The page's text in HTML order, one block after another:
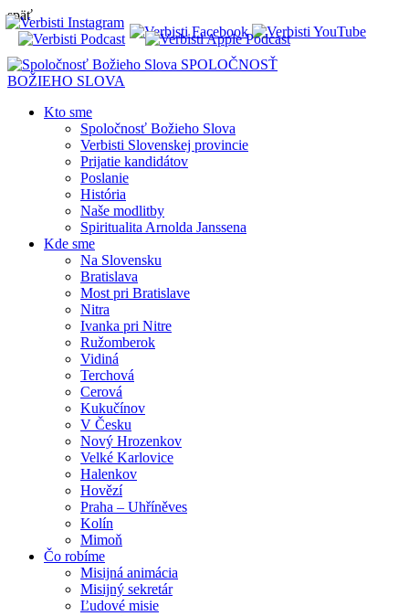
späť
SPOLOČNOSŤ
BOŽIEHO SLOVA
Kto sme
Spoločnosť Božieho Slova
Verbisti Slovenskej provincie
Prijatie kandidátov
Poslanie
História
Naše modlitby
Spiritualita Arnolda Janssena
Kde sme
Na Slovensku
Bratislava
Most pri Bratislave
Nitra
Ivanka pri Nitre
Ružomberok
Vidiná
Terchová
Cerová
Kukučínov
V Česku
Nový Hrozenkov
Velké Karlovice
Halenkov
Hovězí
Praha – Uhříněves
Kolín
Mimoň
Čo robíme
Misijná animácia
Misijný sekretár
Ľudové misie